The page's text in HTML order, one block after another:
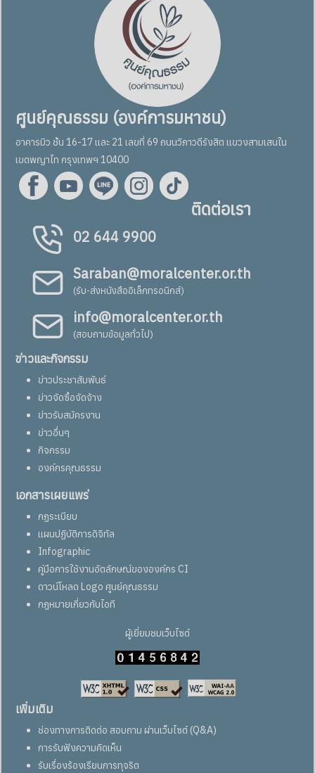
ศูนย์คุณธรรม (องค์การมหาชน)
อาคารมิว ชั้น 16-17 และ 21 เลขที่ 69 ถนนวิภาวดีรังสิต แขวงสามเสนใน
เขตพญาไท กรุงเทพฯ 10400
ติดต่อเรา
02 644 9900
Saraban@moralcenter.or.th
(รับ-ส่งหนังสืออิเล็กทรอนิกส์)
info@moralcenter.or.th
(สอบถามข้อมูลทั่วไป)
ข่าวและกิจกรรม
ข่าวประชาสัมพันธ์
ข่าวจัดซื้อจัดจ้าง
ข่าวรับสมัครงาน
ข่าวอื่นๆ
กิจกรรม
องค์กรคุณธรรม
เอกสารเผยแพร่
กฏระเบียบ
แผนปฏิบัติการดิจิทัล
Infographic
คู่มือการใช้งานอัตลักษณ์ขององค์กร CI
ดาวน์โหลด Logo ศูนย์คุณธรรม
กฎหมายเกี่ยวกับไอที
ผู้เยี่ยมชมเว็บไซต์
เพิ่มเติม
ช่องทางการติดต่อ สอบถาม ผ่านเว็บไซต์ (Q&A)
การรับฟังความคิดเห็น
รับเรื่องร้องเรียนการทุจริต